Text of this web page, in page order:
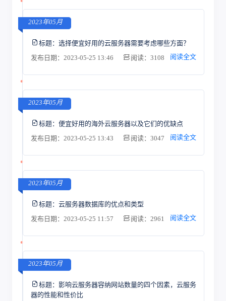
2023年05月
标题： 选择便宜好用的云服务器需要考虑哪些方面？
发布日期：2023-05-25 13:46
阅读：3108 阅读全文
2023年05月
标题： 便宜好用的海外云服务器以及它们的优缺点
发布日期：2023-05-25 13:43
阅读：3047 阅读全文
2023年05月
标题： 云服务器数据库的优点和类型
发布日期：2023-05-25 11:57
阅读：2961 阅读全文
2023年05月
标题： 影响云服务器容纳网站数量的四个因素，云服务
器的性能和性价比